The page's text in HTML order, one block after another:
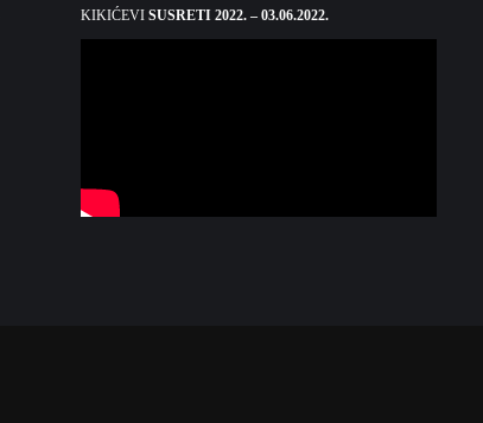
KIKIĆEVI SUSRETI 2022. – 03.06.2022.